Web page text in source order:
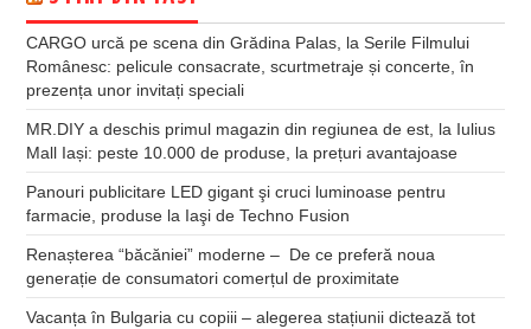
CARGO urcă pe scena din Grădina Palas, la Serile Filmului
Românesc: pelicule consacrate, scurtmetraje și concerte, în
prezența unor invitați speciali
MR.DIY a deschis primul magazin din regiunea de est, la Iulius
Mall Iași: peste 10.000 de produse, la prețuri avantajoase
Panouri publicitare LED gigant şi cruci luminoase pentru
farmacie, produse la Iaşi de Techno Fusion
Renașterea “băcăniei” moderne – De ce preferă noua
generație de consumatori comerțul de proximitate
Vacanța în Bulgaria cu copiii – alegerea stațiunii dictează tot